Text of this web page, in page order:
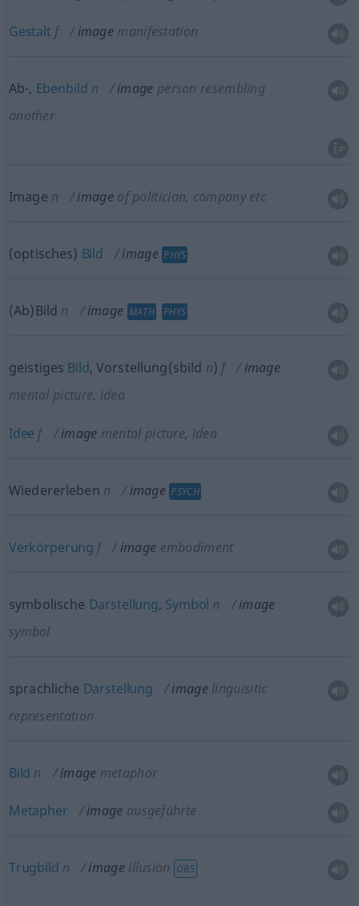
Gestalt f image manifestation
Ab-, Ebenbild n image person resembling
another
Image n image of politician, companyetc
(optisches) Bild image PHYS
(Ab)Bild n image MATH PHYS
geistiges Bild, Vorstellung(sbild n) f
image
mental picture, idea
Idee f image mental picture, idea
Wiedererleben n image PSYCH
Verkörperung f image embodiment
symbolische Darstellung, Symbol n
image
symbol
sprachliche Darstellung image linguisitic
representation
Bild n image metaphor
Metapher image ausgeführte
Trugbild n image illusion OBS